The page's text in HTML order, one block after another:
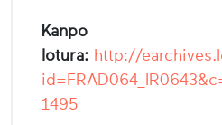
Kanpo
lotura: http://
1495